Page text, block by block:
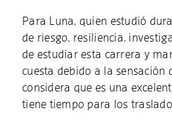
Para Luna, quien estudió
de riesgo, resiliencia,
de estudiar esta carrera y
cuesta debido a la sensación
considera que es una
tiene tiempo para los